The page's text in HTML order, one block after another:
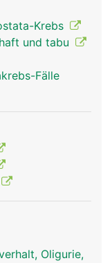
Krebs
und tabu
Fälle
Oligurie,